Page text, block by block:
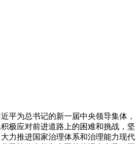
平为总书记的新一届中央领导集体，
极应对前进道路上的困难和挑战，坚
力推进国家治理体系和治理能力现代